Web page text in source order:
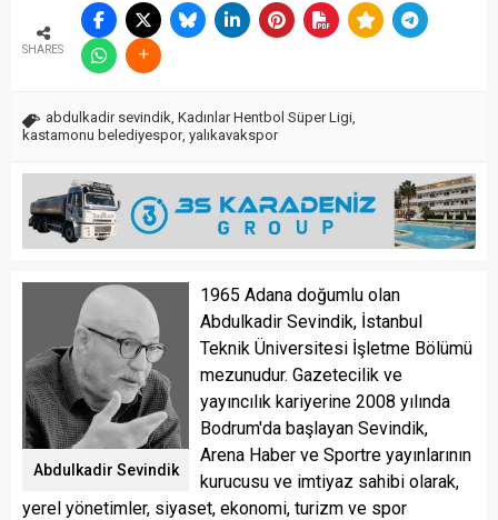
SHARES
abdulkadir sevindik Kadınlar Hentbol Süper Ligi
kastamonu belediyespor, yalıkavakspor
Abdulkadir Sevindik
1965 Adana doğumlu olan
Abdulkadir Sevindik, İstanbul
Teknik Üniversitesi İşletme Bölümü
mezunudur. Gazetecilik ve
yayıncılık kariyerine 2008 yılında
Bodrum'da başlayan Sevindik,
Arena Haber ve Sportre yayınlarının
kurucusu ve imtiyaz sahibi olarak,
yerel yönetimler, siyaset, ekonomi, turizm ve spor